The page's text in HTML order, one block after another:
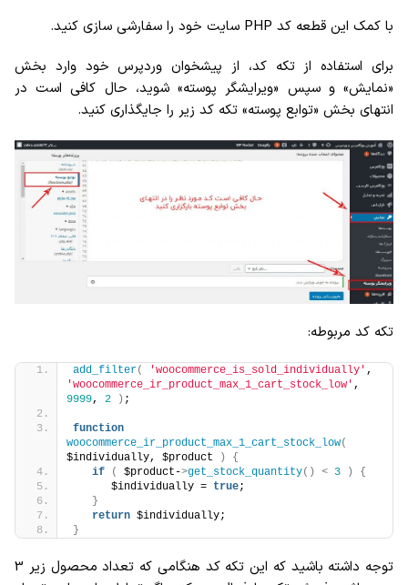
با کمک این قطعه کد PHP سایت خود را سفارشی سازی کنید.
برای استفاده از تکه کد، از پیشخوان وردپرس خود وارد بخش
«نمایش» و سپس «ویرایشگر پوسته» شوید، حال کافی است در
انتهای بخش «توابع پوسته» تکه کد زیر را جایگذاری کنید.
تکه کد مربوطه:
add_filter( 'woocommerce_is_sold_individually'
'woocommerce_ir_product_max_1_cart_stock_low'
9999, 2 ) ;
function
woocommerce_ir_product_max_1_cart_stock_low(
$individually, $product
)
{
if
( $product->get_stock_quantity() < 3 )
{
      $individually =
true;
}
return $individually;
}
توجه داشته باشید که این تکه کد هنگامی که تعداد محصول زیر 3